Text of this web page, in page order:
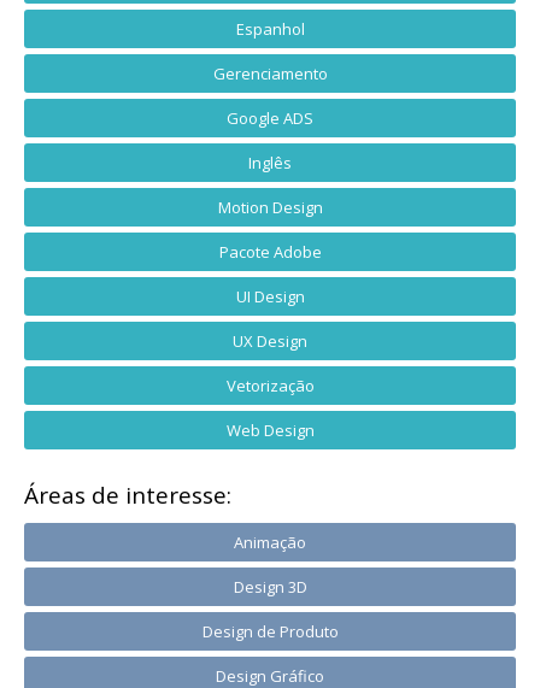
Espanhol
Gerenciamento
Google ADS
Inglês
Motion Design
Pacote Adobe
UI Design
UX Design
Vetorização
Web Design
Áreas de interesse:
Animação
Design 3D
Design de Produto
Design Gráfico